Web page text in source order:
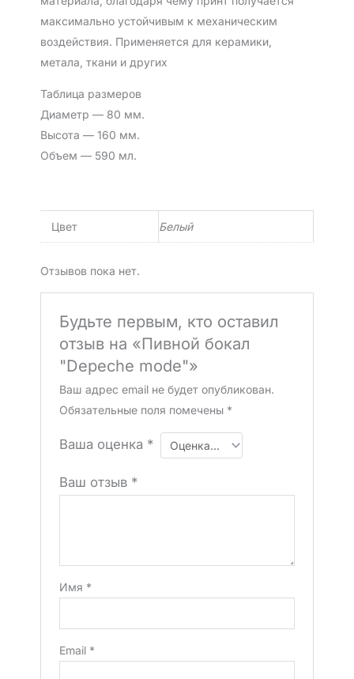
максимально устойчивым к механическим
воздействия. Применяется для керамики,
метала, ткани и других
Таблица размеров
Диаметр — 80 мм.
Высота — 160 мм.
Объем — 590 мл.
Цвет Белый
Отзывов пока нет.
Будьте первым, кто оставил
отзыв на «Пивной бокал
"Depeche mode"»
Ваш адрес email не будет опубликован.
Обязательные поля помечены *
Ваша оценка *
Ваш отзыв *
Имя *
Email *